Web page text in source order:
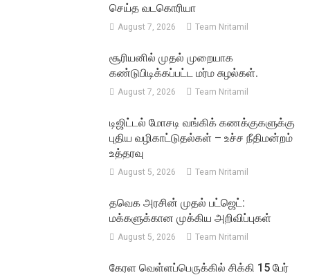
செய்த வடகொரியா
August 7, 2026 Team Nritamil
சூரியனில் முதல் முறையாக
கண்டுபிடிக்கப்பட்ட மர்ம சுழல்கள்.
August 7, 2026 Team Nritamil
டிஜிட்டல் மோசடி வங்கிக் கணக்குகளுக்கு
புதிய வழிகாட்டுதல்கள் – உச்ச நீதிமன்றம்
உத்தரவு
August 5, 2026 Team Nritamil
தவெக அரசின் முதல் பட்ஜெட்:
மக்களுக்கான முக்கிய அறிவிப்புகள்
August 5, 2026 Team Nritamil
கேரள வெள்ளப்பெருக்கில் சிக்கி 15 பேர்